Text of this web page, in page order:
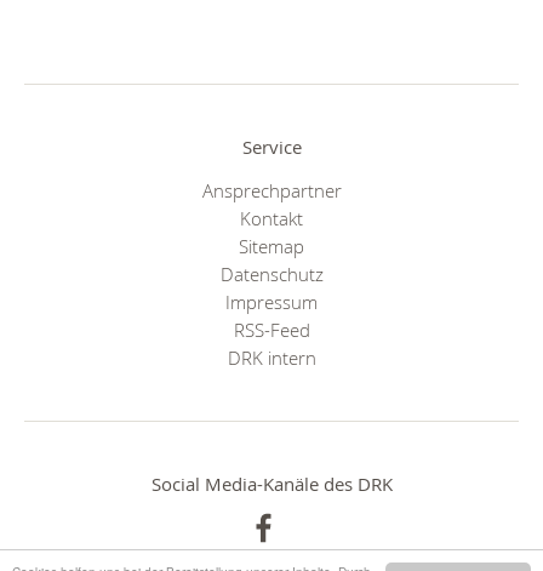
Service
Ansprechpartner
Kontakt
Sitemap
Datenschutz
Impressum
RSS-Feed
DRK intern
Social Media-Kanäle des DRK